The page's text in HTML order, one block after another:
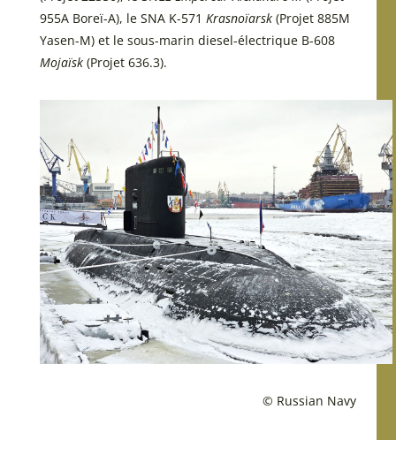
955A Boreï-A), le SNA K-571 Krasnoïarsk(Projet 885M
Yasen-M) et le sous-marin diesel-électrique B-608
Mojaïsk(Projet 636.3).
© Russian Navy